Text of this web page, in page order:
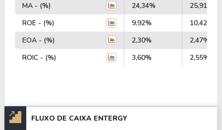
MA - (%)
24,34%
25,91%
ROE - (%)
9,92%
10,42%
EOA - (%)
2,30%
2,47%
ROIC - (%)
3,60% 2,55%
FLUXO DE CAIXA ENTERGY